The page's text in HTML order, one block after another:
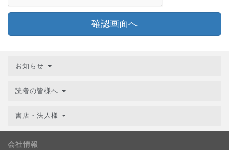
確認画面へ
お知らせ
読者の皆様へ
書店・法人様
会社情報